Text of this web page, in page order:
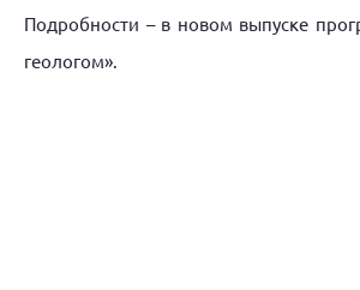
Подробности – в новом выпуске
геологом».